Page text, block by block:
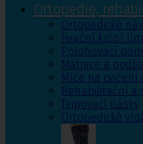
Ortopedie,
Ortopedické
Fixační krční
Polohovací
Matrace a
Míče na
Rehabilitační a
Tejpovací pásky
Ortopedické